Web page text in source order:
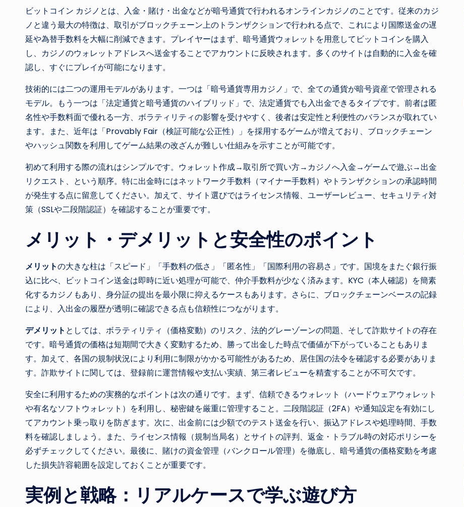
ビットコイン カジノとは、入金・賭け・出金などが暗号通貨で行われるオンラインカジノのことです。従来のカジ
ノと違う最大の特徴は、取引がブロックチェーン上のトランザクションで行われる点で、これにより国際送金の遅
延や為替手数料を大幅に削減できます。プレイヤーはまず、暗号通貨ウォレットを用意してビットコインを購入
し、カジノのウォレットアドレスへ送金することでアカウントに反映されます。多くのサイトは自動的に入金を確
認し、すぐにプレイが可能になります。
技術的には二つの運用モデルがあります。一つは「暗号通貨専用カジノ」で、全ての通貨が暗号資産で管理される
モデル。もう一つは「法定通貨と暗号通貨のハイブリッド」で、法定通貨でも入出金できるタイプです。前者は匿
名性や手数料面で優れる一方、ボラティリティの影響を受けやすく、後者は安定性と利便性のバランスが取れてい
ます。また、近年は「Provably Fair（検証可能な公正性）」を採用するゲームが増えており、ブロックチェーン
やハッシュ関数を利用してゲーム結果の改ざんが難しい仕組みを示すことが可能です。
初めて利用する際の流れはシンプルです。ウォレット作成→取引所で買い方→カジノへ入金→ゲームで遊ぶ→出金
リクエスト、という順序。特に出金時にはネットワーク手数料（マイナー手数料）やトランザクションの承認時間
が発生する点に留意してください。加えて、サイト選びではライセンス情報、ユーザーレビュー、セキュリティ対
策（SSLや二段階認証）を確認することが重要です。
メリット・デメリットと安全性のポイント
メリットの大きな柱は「スピード」「手数料の低さ」「匿名性」「国際利用の容易さ」です。国境をまたぐ銀行振
込に比べ、ビットコイン送金は即時に近い処理が可能で、仲介手数料が少なく済みます。KYC（本人確認）を簡素
化するカジノもあり、身分証の提出を最小限に抑えるケースもあります。さらに、ブロックチェーンベースの記録
により、入出金の履歴が透明に確認できる点も信頼性につながります。
デメリット としては、ボラティリティ（価格変動）のリスク、法的グレーゾーンの問題、そして詐欺サイトの存在
です。暗号通貨の価格は短期間で大きく変動するため、勝って出金した時点で価値が下がっていることもありま
す。加えて、各国の規制状況により利用に制限がかかる可能性があるため、居住国の法令を確認する必要がありま
す。詐欺サイトに関しては、登録前に運営情報や支払い実績、第三者レビューを精査することが不可欠です。
安全に利用するための実務的なポイントは次の通りです。まず、信頼できるウォレット（ハードウェアウォレット
や有名なソフトウォレット）を利用し、秘密鍵を厳重に管理すること。二段階認証（2FA）や通知設定を有効にし
てアカウント乗っ取りを防ぎます。次に、出金前には少額でのテスト送金を行い、振込アドレスや処理時間、手数
料を確認しましょう。また、ライセンス情報（規制当局名）とサイトの評判、返金・トラブル時の対応ポリシーを
必ずチェックしてください。最後に、賭けの資金管理（バンクロール管理）を徹底し、暗号通貨の価格変動を考慮
した損失許容範囲を設定しておくことが重要です。
実例と戦略：リアルケースで学ぶ遊び方